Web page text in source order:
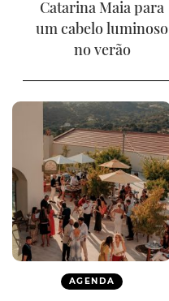
Catarina Maia para
um cabelo luminoso
no verão
AGENDA